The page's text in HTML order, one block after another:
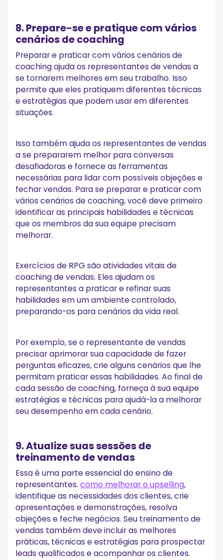
8. Prepare-se e pratique com vários
cenários de coaching
Preparar e praticar com vários cenários de
coaching ajuda os representantes de vendas a
se tornarem melhores em seu trabalho. Isso
permite que eles pratiquem diferentes técnicas
e estratégias que podem usar em diferentes
situações.
Isso também ajuda os representantes de vendas
a se prepararem melhor para conversas
desafiadoras e fornece as ferramentas
necessárias para lidar com possíveis objeções e
fechar vendas. Para se preparar e praticar com
vários cenários de coaching, você deve primeiro
identificar as principais habilidades e técnicas
que os membros da sua equipe precisam
melhorar.
Exercícios de RPG são atividades vitais de
coaching de vendas. Eles ajudam os
representantes a praticar e refinar suas
habilidades em um ambiente controlado,
preparando-os para cenários da vida real.
Por exemplo, se o representante de vendas
precisar aprimorar sua capacidade de fazer
perguntas eficazes, crie alguns cenários que lhe
permitam praticar essas habilidades. Ao final de
cada sessão de coaching, forneça à sua equipe
estratégias e técnicas para ajudá-la a melhorar
seu desempenho em cada cenário.
9. Atualize suas sessões de
treinamento de vendas
Essa é uma parte essencial do ensino de
representantes.como melhorar o upselling,
identifique as necessidades dos clientes, crie
apresentações e demonstrações, resolva
objeções e feche negócios. Seu treinamento de
vendas também deve incluir as melhores
práticas, técnicas e estratégias para prospectar
leads qualificados e acompanhar os clientes.